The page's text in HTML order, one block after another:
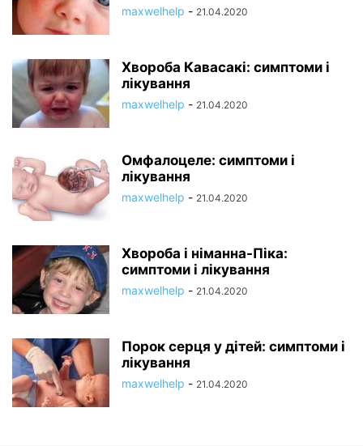
maxwelhelp - 21.04.2020
Хвороба Кавасакі: симптоми і
лікування
maxwelhelp - 21.04.2020
Омфалоцеле: симптоми і
лікування
maxwelhelp - 21.04.2020
Хвороба і німанна-Піка:
симптоми і лікування
maxwelhelp - 21.04.2020
Порок серця у дітей: симптоми і
лікування
maxwelhelp - 21.04.2020